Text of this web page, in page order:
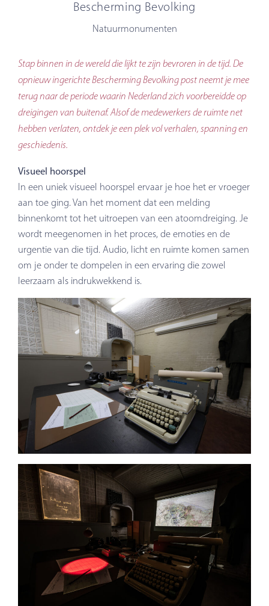
Bescherming Bevolking
Natuurmonumenten
Stap binnen in de wereld die lijkt te zijn bevroren in de tijd. De
opnieuw ingerichte Bescherming Bevolking post neemt je mee
terug naar de periode waarin Nederland zich voorbereidde op
dreigingen van buitenaf. Alsof de medewerkers de ruimte net
hebben verlaten, ontdek je een plek vol verhalen, spanning en
geschiedenis.
Visueel hoorspel
In een uniek visueel hoorspel ervaar je hoe het er vroeger
aan toe ging. Van het moment dat een melding
binnenkomt tot het uitroepen van een atoomdreiging. Je
wordt meegenomen in het proces, de emoties en de
urgentie van die tijd. Audio, licht en ruimte komen samen
om je onder te dompelen in een ervaring die zowel
leerzaam als indrukwekkend is.